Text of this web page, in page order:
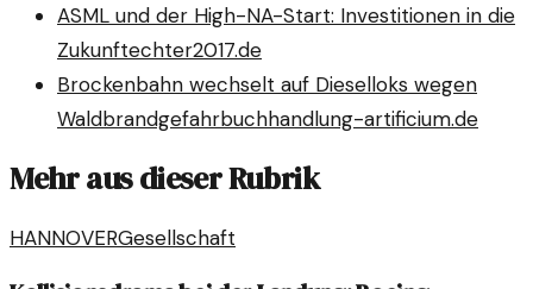
ASML und der High-NA-Start: Investitionen in die
Zukunftechter2017.de
Brockenbahn wechselt auf Dieselloks wegen
Waldbrandgefahrbuchhandlung-artificium.de
Mehr aus dieser Rubrik
HANNOVERGesellschaft